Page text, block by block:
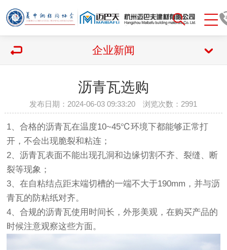
企业新闻
沥青瓦选购
发布日期：2024-06-03 09:33:20 浏览次数： 2991
1、合格的沥青瓦在温度10~45℃环境下都能够正常打
开，不会出现脆裂和粘连；
2、沥青瓦表面不能出现孔洞和边缘切割不齐、裂缝、断
裂等现象；
3、在自粘结点距末端切槽的一端不大于190mm，并与沥
青瓦的防粘纸对齐。
4、合规的沥青瓦使用时间长，外形美观，在购买产品的
时候注意观察这些方面。